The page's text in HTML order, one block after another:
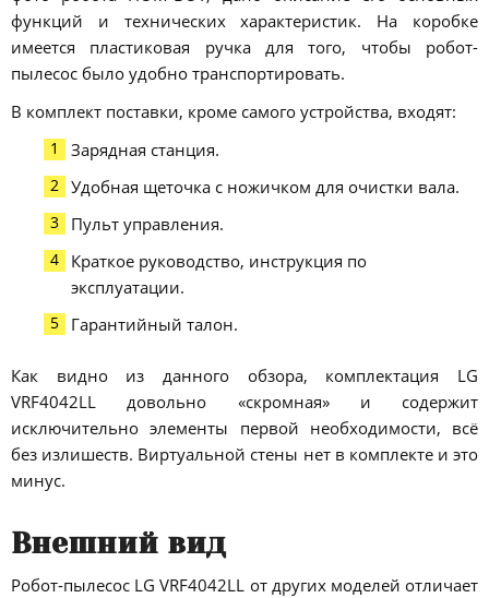
функций и технических характеристик. На коробке
имеется пластиковая ручка для того, чтобы робот-
пылесос было удобно транспортировать.
В комплект поставки, кроме самого устройства, входят:
Зарядная станция.
Удобная щеточка с ножичком для очистки вала.
Пульт управления.
Краткое руководство, инструкция по
эксплуатации.
Гарантийный талон.
Как видно из данного обзора, комплектация LG
VRF4042LL довольно «скромная» и содержит
исключительно элементы первой необходимости, всё
без излишеств. Виртуальной стены нет в комплекте и это
минус.
Внешний вид
Робот-пылесос LG VRF4042LL от других моделей отличает